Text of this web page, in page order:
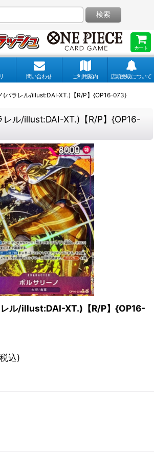
カート
検索
問い合わせ ご利用案内 店頭受取について
(パラレル/illust:DAI-XT.)【R/P】{OP16-073}
レル/illust:DAI-XT.)【R/P】{OP16-
レル/illust:DAI-XT.)【R/P】{OP16-
込)